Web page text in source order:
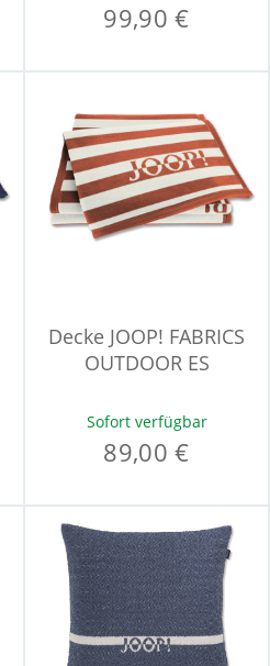
99,90 €
Decke JOOP! FABRICS
OUTDOOR ES
Sofort verfügbar
89,00 €